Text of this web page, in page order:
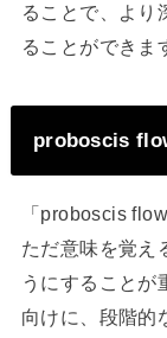
ることで、より
ることができま
proboscis
「proboscis
ただ意味を覚え
うにすることが
向けに、段階的